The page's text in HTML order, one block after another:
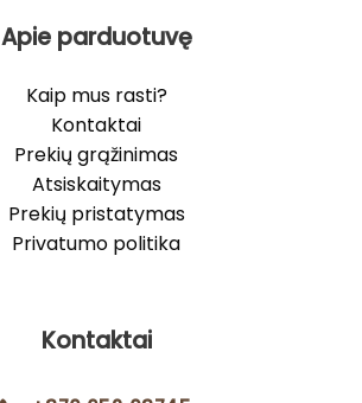
Apie parduotuvę
Kaip mus rasti?
Kontaktai
Prekių grąžinimas
Atsiskaitymas
Prekių pristatymas
Privatumo politika
Kontaktai